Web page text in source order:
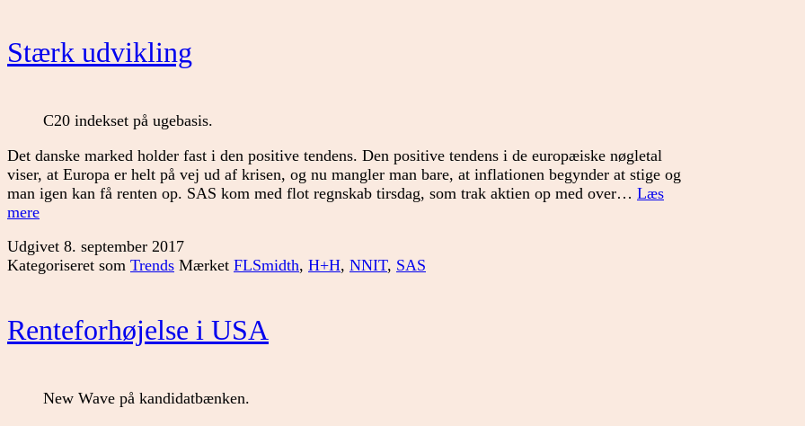
Stærk udvikling
C20 indekset på ugebasis.
Det danske marked holder fast i den positive tendens. Den positive tendens i de europæiske nøgletal
viser, at Europa er helt på vej ud af krisen, og nu mangler man bare, at inflationen begynder at stige og
man igen kan få renten op. SAS kom med flot regnskab tirsdag, som trak aktien op med over… Læs
mereStærk
Udgivet 8. september 2017
Kategoriseret som Trends Mærket FLSmidth, H+H, NNIT, SAS
Renteforhøjelse i USA
New Wave på kandidatbænken.